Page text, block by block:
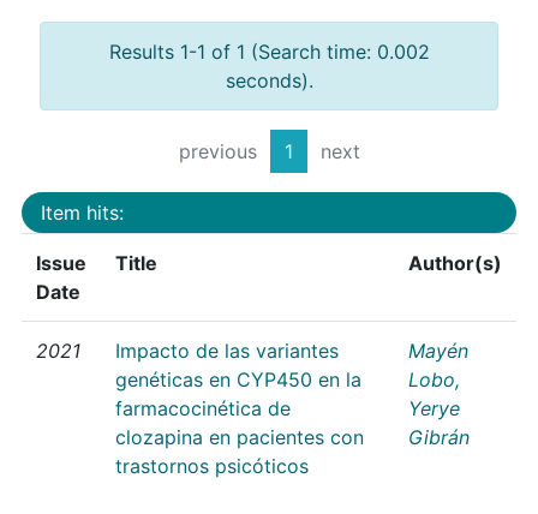
Results 1-1 of 1 (Search time: 0.002
seconds).
previous 1 next
Item hits:
Issue
Date
Title Author(s)
2021
Impacto de las variantes
genéticas en CYP450 en la
farmacocinética de
clozapina en pacientes con
trastornos psicóticos
Mayén
Lobo,
Yerye
Gibrán